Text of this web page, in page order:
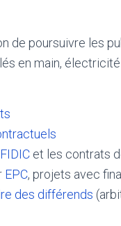
de poursuivre les
en main,
FIDIC et les contrats
EPC, projets avec
des différends